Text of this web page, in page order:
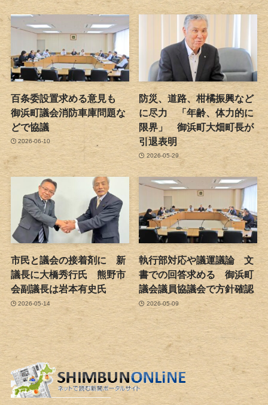
百条委設置求める意見も
御浜町議会消防車庫問題な
どで協議
2026-06-10
防災、道路、柑橘振興など
に尽力 「年齢、体力的に
限界」 御浜町大畑町長が
引退表明
2026-05-29
市民と議会の接着剤に 新
議長に大橋秀行氏 熊野市
会副議長は岩本有史氏
2026-05-14
執行部対応や議運議論 文
書での回答求める 御浜町
議会議員協議会で方針確認
2026-05-09